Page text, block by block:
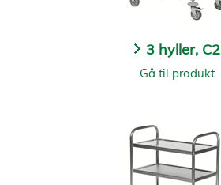
3 hyller, C2
Gå til produkt